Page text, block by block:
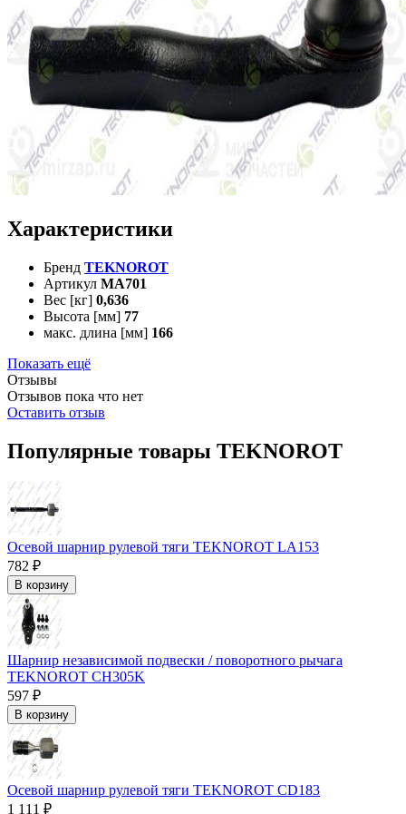
Характеристики
Бренд TEKNOROT
Артикул MA701
Вес [кг] 0,636
Высота [мм] 77
макс. длина [мм] 166
Показать ещё
Отзывы
Отзывов пока что нет
Оставить отзыв
Популярные товары TEKNOROT
Осевой шарнир рулевой тяги TEKNOROT LA153
782 ₽
В корзину
Шарнир независимой подвески / поворотного рычага
TEKNOROT CH305K
597 ₽
В корзину
Осевой шарнир рулевой тяги TEKNOROT CD183
1 111 ₽